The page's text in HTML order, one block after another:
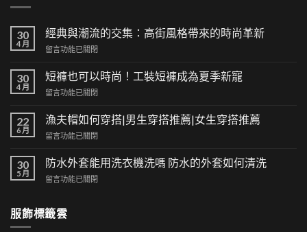
30
4 月
經典與潮流的交集：高街風格帶來的時尚革新
在
典
與
潮
的
集：
街
風
來
留言功能已關閉
30
4 月
短褲也可以時尚！工裝短褲成為夏季新寵
在
褲
也
可
時
工
短
褲
留言功能已關閉
22
6 月
漁夫帽如何穿搭|男生穿搭推薦|女生穿搭推薦
在
夫
帽
如
搭|
留言功能已關閉
30
5 月
防水外套能用洗衣機洗嗎 防水的外套如何清洗
在
外
留言功能已關閉
服飾標籤雲